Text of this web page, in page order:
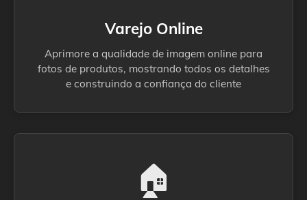
Varejo Online
Aprimore a qualidade de imagem online para
fotos de produtos, mostrando todos os detalhes
e construindo a confiança do cliente
🏠